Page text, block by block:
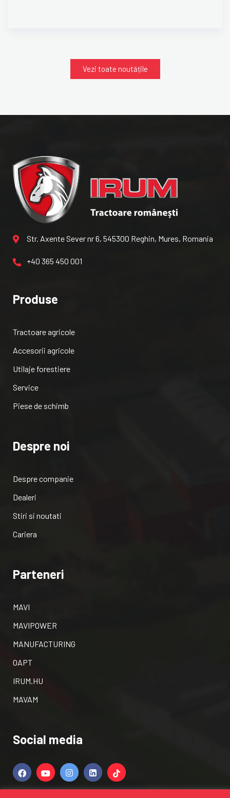
Vezi toate noutățile
Str. Axente Sever nr 6, 545300 Reghin, Mures, Romania
+40 365 450 001
Produse
Tractoare agricole
Accesorii agricole
Utilaje forestiere
Service
Piese de schimb
Despre noi
Despre companie
Dealeri
Stiri si noutati
Cariera
Parteneri
MAVI
MAVIPOWER
MANUFACTURING
OAPT
IRUM.HU
MAVAM
Social media